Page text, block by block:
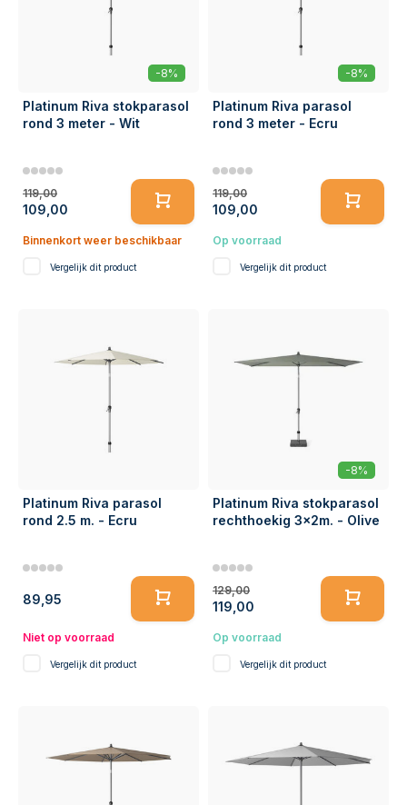
-8%
Platinum Riva stokparasol
rond 3 meter - Wit
119,00
109,00
Binnenkort weer beschikbaar
Vergelijk dit product
-8%
Platinum Riva parasol
rond 3 meter - Ecru
119,00
109,00
Op voorraad
Vergelijk dit product
Platinum Riva parasol
rond 2.5 m. - Ecru
89,95
Niet op voorraad
Vergelijk dit product
-8%
Platinum Riva stokparasol
rechthoekig 3x2m. - Olive
129,00
119,00
Op voorraad
Vergelijk dit product